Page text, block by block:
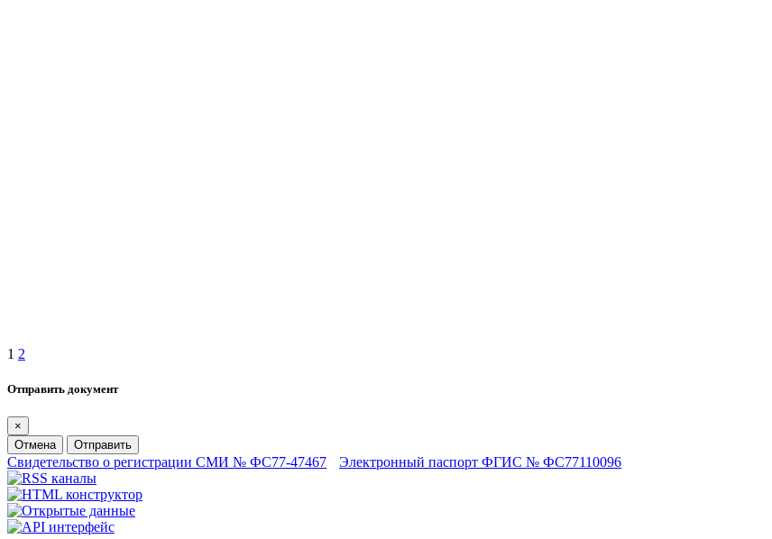
1 2
Отправить документ
×
Отмена
Отправить
Свидетельство о регистрации СМИ № ФС77-47467 Электронный паспорт ФГИС № ФС77110096